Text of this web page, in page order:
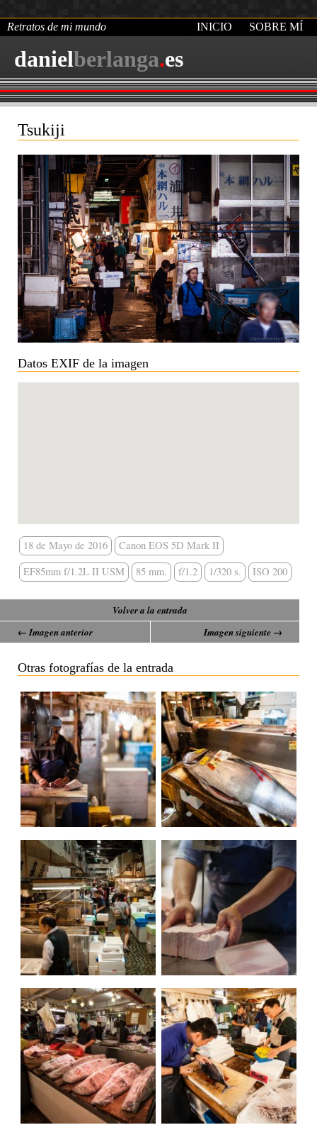
danielberlanga.es
Retratos de mi mundo INICIO SOBRE MÍ
Tsukiji
Datos EXIF de la imagen
18 de Mayo de 2016
Canon EOS 5D Mark II
EF85mm f/1.2L II USM
85 mm. f/1.2 1/320 s. ISO 200
Volver a la entrada
← Imagen anterior
Imagen siguiente →
Otras fotografías de la entrada